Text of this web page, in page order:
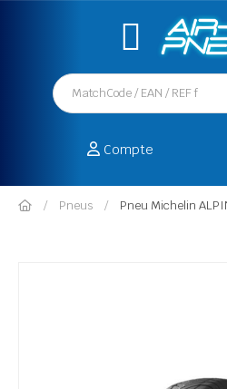
Compte
Pneus Pneu Michelin